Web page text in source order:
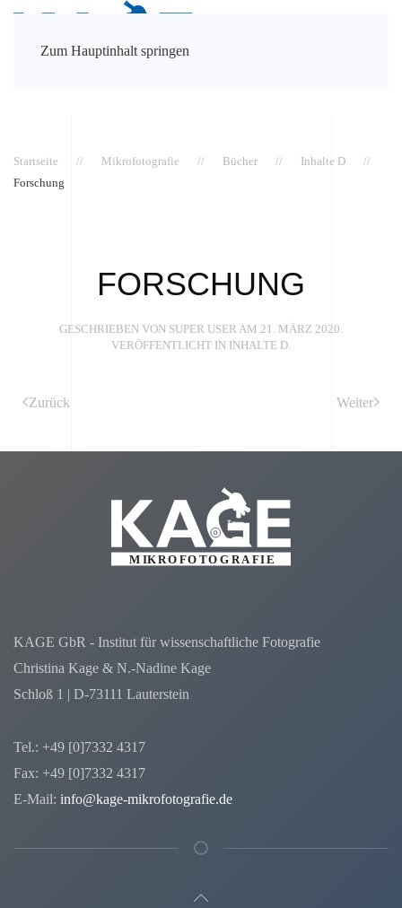
Zum Hauptinhalt springen
Startseite Mikrofotografie Bücher
Inhalte D
Forschung
FORSCHUNG
GESCHRIEBEN VON SUPER USER AM 21. MÄRZ 2020
VERÖFFENTLICHT IN INHALTE D
Zurück Weiter
KAGE GbR - Institut für wissenschaftliche Fotografie
Christina Kage & N.-Nadine Kage
Schloß 1 | D-73111 Lauterstein
Tel.: +49 [0]7332 4317
Fax: +49 [0]7332 4317
E-Mail: info@kage-mikrofotografie.de